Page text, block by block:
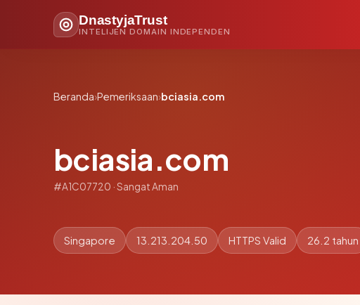
DnastyjaTrust
INTELIJEN DOMAIN INDEPENDEN
Beranda›Pemeriksaan›bciasia.com
bciasia.com
#A1C07720 · Sangat Aman
Singapore 13.213.204.50 HTTPS Valid 26.2 tahun